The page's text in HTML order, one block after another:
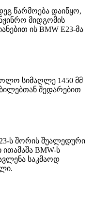
წარმოება დაიწყო,
მიდგომის
ის BMW E23-მა
სიმაღლე 1450 მმ
შედარებით
ს შორის შუალედური
BMW-ს
საკმაოდ